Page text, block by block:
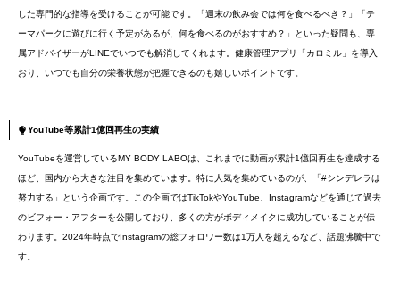
した専門的な指導を受けることが可能です。「週末の飲み会では何を食べるべき？」「テ
ーマパークに遊びに行く予定があるが、何を食べるのがおすすめ？」といった疑問も、専
属アドバイザーがLINEでいつでも解消してくれます。健康管理アプリ「カロミル」を導入
おり、いつでも自分の栄養状態が把握できるのも嬉しいポイントです。
YouTube等累計1億回再生の実績
YouTubeを運営しているMY BODY LABOは、これまでに動画が累計1億回再生を達成する
ほど、国内から大きな注目を集めています。特に人気を集めているのが、「#シンデレラは
努力する」という企画です。この企画ではTikTokやYouTube、Instagramなどを通じて過去
のビフォー・アフターを公開しており、多くの方がボディメイクに成功していることが伝
わります。2024年時点でInstagramの総フォロワー数は1万人を超えるなど、話題沸騰中で
す。